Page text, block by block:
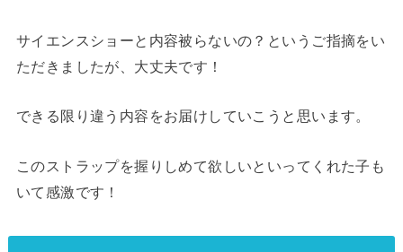
サイエンスショーと内容被らないの？というご指摘をい
ただきましたが、大丈夫です！
できる限り違う内容をお届けしていこうと思います。
このストラップを握りしめて欲しいといってくれた子も
いて感激です！